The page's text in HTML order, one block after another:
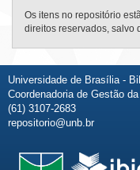
Os itens no repositório
direitos reservados, salvo
Universidade de Brasília -
Coordenadoria de Gestão
(61) 3107-2683
repositorio@unb.br